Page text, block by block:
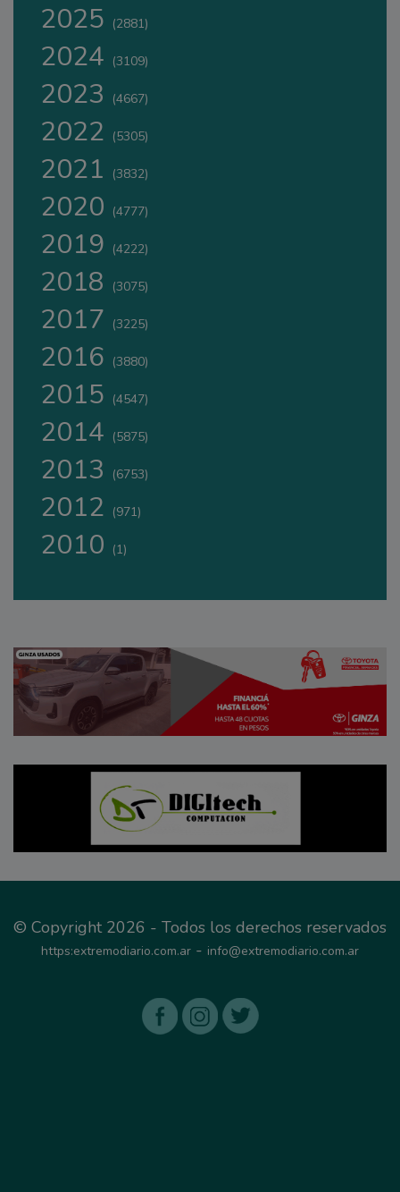
2025 (2881)
2024 (3109)
2023 (4667)
2022 (5305)
2021 (3832)
2020 (4777)
2019 (4222)
2018 (3075)
2017 (3225)
2016 (3880)
2015 (4547)
2014 (5875)
2013 (6753)
2012 (971)
2010 (1)
© Copyright 2026 - Todos los derechos reservados
https:extremodiario.com.ar - info@extremodiario.com.ar